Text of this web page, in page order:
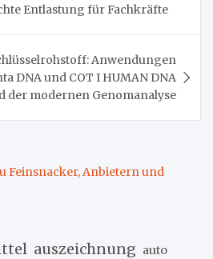
Entlastung für Fachkräfte
Anwendungen
DNA und COT I HUMAN DNA
der modernen Genomanalyse
Feinsnacker, Anbietern und
auszeichnung auto